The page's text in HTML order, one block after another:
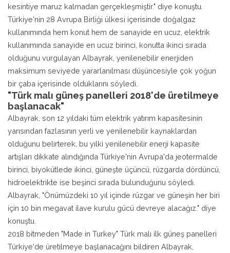
kesintiye maruz kalmadan gerçekleşmiştir." diye konuştu.
Türkiye'nin 28 Avrupa Birliği ülkesi içerisinde doğalgaz
kullanımında hem konut hem de sanayide en ucuz, elektrik
kullanımında sanayide en ucuz birinci, konutta ikinci sırada
olduğunu vurgulayan Albayrak, yenilenebilir enerjiden
maksimum seviyede yararlanılması düşüncesiyle çok yoğun
bir çaba içerisinde olduklarını söyledi.
"Türk malı güneş panelleri 2018'de üretilmeye
başlanacak"
Albayrak, son 12 yıldaki tüm elektrik yatırım kapasitesinin
yarısından fazlasının yerli ve yenilenebilir kaynaklardan
olduğunu belirterek, bu yılki yenilenebilir enerji kapasite
artışları dikkate alındığında Türkiye'nin Avrupa'da jeotermalde
birinci, biyokütlede ikinci, güneşte üçüncü, rüzgarda dördüncü,
hidroelektrikte ise beşinci sırada bulunduğunu söyledi.
Albayrak, "Önümüzdeki 10 yıl içinde rüzgar ve güneşin her biri
için 10 bin megavat ilave kurulu gücü devreye alacağız." diye
konuştu.
2018 bitmeden "Made in Turkey" Türk malı ilk güneş panelleri
Türkiye'de üretilmeye başlanacağını bildiren Albayrak,